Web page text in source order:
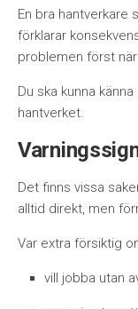
En bra hantverkare
förklarar
problemen först
Du ska kunna
hantverket.
Det finns vissa
alltid direkt, men
Var extra försiktig
vill jobba utan